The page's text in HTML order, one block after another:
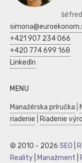
+421 907 234 066
+420 774 699 168
LinkedIn
MENU
Manažérska príručka
riadenie
Riadenie
© 2010 - 2026 SEO
Reality
Manažment